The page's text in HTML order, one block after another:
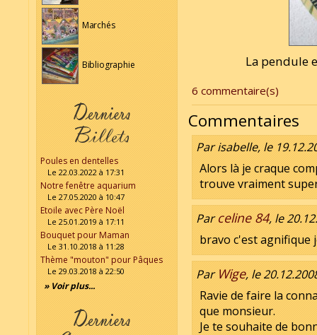
Marchés
Bibliographie
Poules en dentelles
Le 22.03.2022 à 17:31
Notre fenêtre aquarium
Le 27.05.2020 à 10:47
Etoile avec Père Noël
Le 25.01.2019 à 17:11
Bouquet pour Maman
Le 31.10.2018 à 11:28
Thème "mouton" pour Pâques
Le 29.03.2018 à 22:50
» Voir plus...
La pendule
6 commentaire(s)
Commentaires
Par isabelle, le
Alors là je craque
trouve vraiment
Parceline 84, le
bravo c'est agnifique
Par Wige, le
Ravie de faire la
que monsieur.
Je te souhaite de